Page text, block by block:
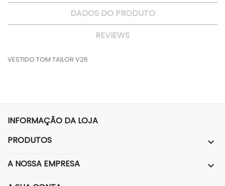
DADOS DO PRODUTO
REVIEWS
VESTIDO TOM TAILOR V26
INFORMAÇÃO DA LOJA
PRODUTOS

A NOSSA EMPRESA 